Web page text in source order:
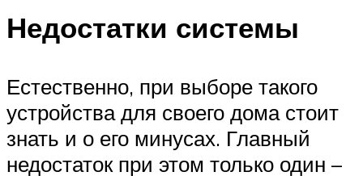
Недостатки системы
Естественно, при выборе такого
устройства для своего дома стоит
знать и о его минусах. Главный
недостаток при этом только один –